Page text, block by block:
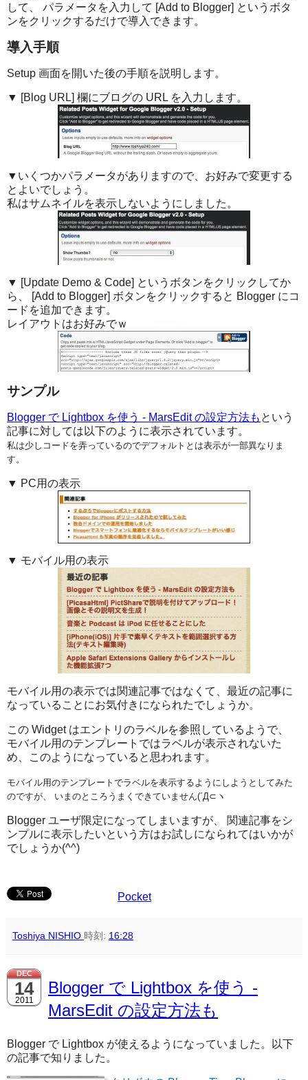
して、 パラメータを入力して [Add to Blogger] というボタ
ンをクリックするだけで導入できます。
導入手順
Setup 画面を開いた後の手順を説明します。
▼ [Blog URL] 欄にブログの URL を入力します。
▼いくつかパラメータがありますので、お好みで変更する
とよいでしょう。
私はサムネイルを表示しないようにしました。
▼ [Update Demo & Code] というボタンをクリックしてか
ら、 [Add to Blogger] ボタンをクリックすると Blogger にコ
ードを追加できます。
レイアウトはお好みでｗ
サンプル
Blogger で Lightbox を使う - MarsEdit の設定方法も という
記事に対しては以下のように表示されています。
私は少しコードを弄っているのでデフォルトとは表示が一部異なりま
す。
▼ PC用の表示
▼ モバイル用の表示
モバイル用の表示では関連記事ではなくて、最近の記事に
なっていることにお気付きになられたでしょうか。
この Widget はエントリのラベルを参照しているようで、
モバイル用のテンプレートではラベルが表示されないた
め、このようになっていると思われます。
モバイル用のテンプレートでラベルを表示するようにしようとしてみた
のですが、 いまのところうまくできていません(´Д⊂ヽ
Blogger ユーザ限定になってしまいますが、 関連記事をシ
ンプルに表示したいという方はお試しになられてはいかが
でしょうか(^^)
Pocket
Toshiya NISHIO 時刻: 16:28
DEC
14
2011
Blogger で Lightbox を使う -
MarsEdit の設定方法も
Blogger で Lightbox が使えるようになっていました。以下
の記事で知りました。